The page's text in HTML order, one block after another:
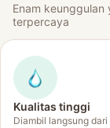
Enam keunggulan
terpercaya
Kualitas tinggi
Diambil langsung dari